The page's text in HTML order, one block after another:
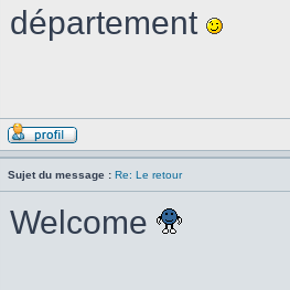
département
Sujet du message : Re: Le retour
Welcome